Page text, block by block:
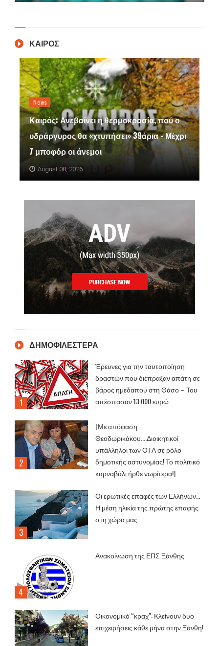
ΚΑΙΡΟΣ
News
Καιρός: Ανεβαίνει η θερμοκρασία, πού ο
υδράργυρος θα «χτυπήσει» 39άρια - Μέχρι
7 μποφόρ οι άνεμοι
August 08, 2026
ΔΗΜΟΦΙΛΕΣΤΕΡΑ
Έρευνες για την ταυτοποίηση
δραστών που διέπραξαν απάτη σε
βάρος ημεδαπού στη Θάσο – Του
απέσπασαν 13.000 ευρώ
[Με απόφαση
Θεοδωρικάκου....Διοικητικοί
υπάλληλοι των ΟΤΑ σε ρόλο
δημοτικής αστυνομίας! Το πολιτικό
καρναβάλι ήρθε νωρίτερα!]
Οι ερωτικές επαφές των Ελλήνων…
Η μέση ηλικία της πρώτης επαφής
στη χώρα μας
Ανακοίνωση της ΕΠΣ Ξάνθης
Οικονομικό “κραχ”: Κλείνουν δύο
επιχειρήσεις κάθε μήνα στην Ξάνθη!